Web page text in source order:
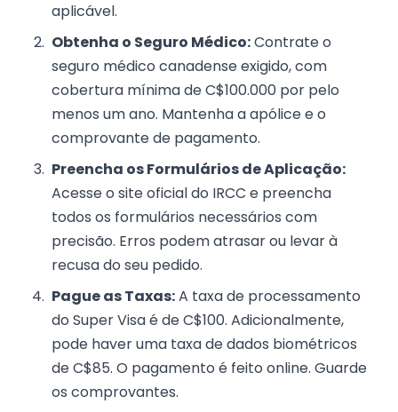
aplicável.
Obtenha o Seguro Médico:Contrate o
seguro médico canadense exigido, com
cobertura mínima de C$100.000 por pelo
menos um ano. Mantenha a apólice e o
comprovante de pagamento.
Preencha os Formulários de Aplicação:
Acesse o site oficial do IRCC e preencha
todos os formulários necessários com
precisão. Erros podem atrasar ou levar à
recusa do seu pedido.
Pague as Taxas:A taxa de processamento
do Super Visa é de C$100. Adicionalmente,
pode haver uma taxa de dados biométricos
de C$85. O pagamento é feito online. Guarde
os comprovantes.